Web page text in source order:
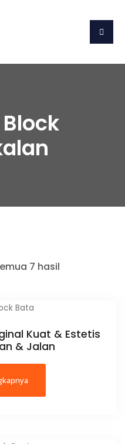
7 hasil
Kuat & Estetis
& Jalan